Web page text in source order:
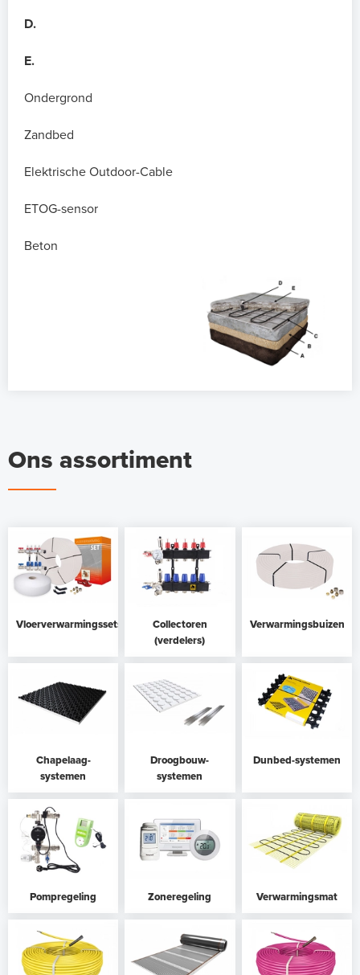
D.
E.
Ondergrond
Zandbed
Elektrische Outdoor-Cable
ETOG-sensor
Beton
Ons assortiment
Vloerverwarmingssets
Collectoren
(verdelers)
Verwarmingsbuizen
Chapelaag-
systemen
Droogbouw-
systemen
Dunbed-systemen
Pompregeling Zoneregeling Verwarmingsmat